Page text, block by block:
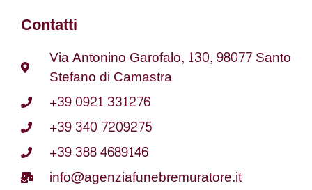
Contatti
Via Antonino Garofalo, 130, 98077 Santo
Stefano di Camastra
+39 0921 331276
+39 340 7209275
+39 388 4689146
info@agenziafunebremuratore.it